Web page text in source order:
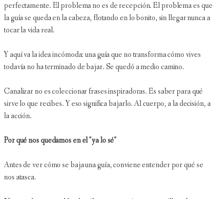
perfectamente. El problema no es de recepción. El problema es que
la guía se queda en la cabeza, flotando en lo bonito, sin llegar nunca a
tocar la vida real.
Y aquí va la idea incómoda: una guía que no transforma cómo vives
todavía no ha terminado de bajar. Se quedó a medio camino.
Canalizar no es coleccionar frases inspiradoras. Es saber para qué
sirve lo que recibes. Y eso significa bajarlo. Al cuerpo, a la decisión, a
la acción.
Por qué nos quedamos en el "ya lo sé"
Antes de ver cómo se baja una guía, conviene entender por qué se
nos atasca.